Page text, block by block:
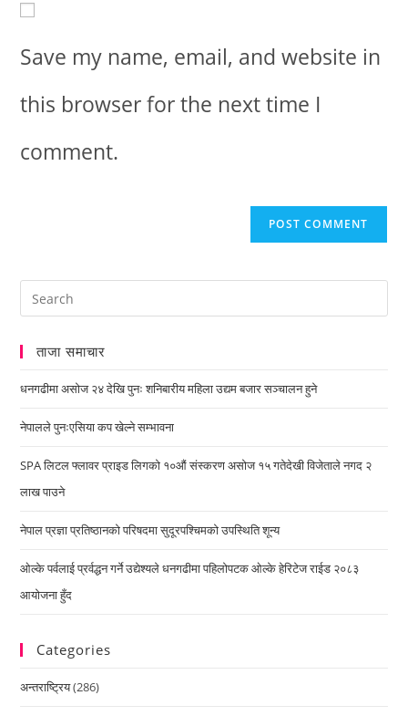
Save my name, email, and website in
this browser for the next time I
comment.
ताजा समाचार
धनगढीमा असोज २४ देखि पुनः शनिबारीय महिला उद्यम बजार सञ्चालन हुने
नेपालले पुनःएसिया कप खेल्ने सम्भावना
SPA लिटल फ्लावर प्राइड लिगको १०औं संस्करण असोज १५ गतेदेखी विजेताले नगद २
लाख पाउने
नेपाल प्रज्ञा प्रतिष्ठानको परिषदमा सुदूरपश्चिमको उपस्थिति शून्य
ओल्के पर्वलाई प्रर्वद्धन गर्ने उद्येश्यले धनगढीमा पहिलोपटक ओल्के हेरिटेज राईड २०८३
आयोजना हुँद
Categories
अन्तराष्ट्रिय(286)